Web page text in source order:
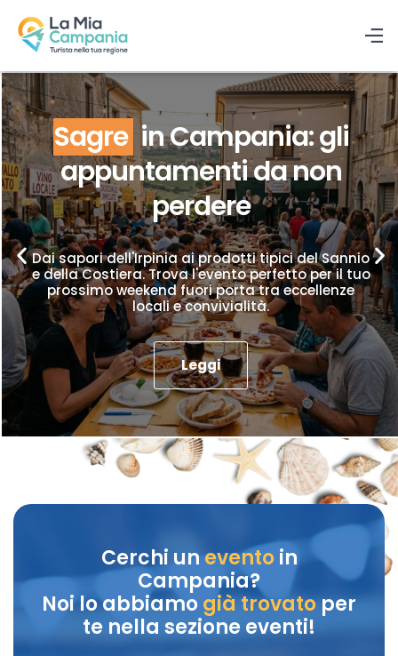
Sagre in Campania: gli
appuntamenti da non
perdere
Dai sapori dell'Irpinia ai prodotti tipici del Sannio
e della Costiera. Trova l'evento perfetto per il tuo
prossimo weekend fuori porta tra eccellenze
locali e convivialità.
Leggi
Cerchi unevento in
Campania?
Noi lo abbiamo già trovatoper
te nella sezione eventi!